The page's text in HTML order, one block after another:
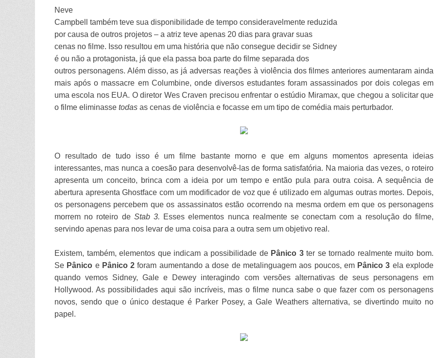
Neve
Campbell também teve sua disponibilidade de tempo consideravelmente reduzida
por causa de outros projetos – a atriz teve apenas 20 dias para gravar suas
cenas no filme. Isso resultou em uma história que não consegue decidir se Sidney
é ou não a protagonista, já que ela passa boa parte do filme separada dos
outros personagens. Além disso, as já adversas reações à violência dos filmes anteriores aumentaram ainda
mais após o massacre em Columbine, onde diversos estudantes foram assassinados por dois colegas em
uma escola nos EUA. O diretor Wes Craven precisou enfrentar o estúdio Miramax, que chegou a solicitar que
o filme eliminasse todas as cenas de violência e focasse em um tipo de comédia mais perturbador.
O resultado de tudo isso é um filme bastante morno e que em alguns momentos apresenta ideias
interessantes, mas nunca a coesão para desenvolvê-las de forma satisfatória. Na maioria das vezes, o roteiro
apresenta um conceito, brinca com a ideia por um tempo e então pula para outra coisa. A sequência de
abertura apresenta Ghostface com um modificador de voz que é utilizado em algumas outras mortes. Depois,
os personagens percebem que os assassinatos estão ocorrendo na mesma ordem em que os personagens
morrem no roteiro de Stab 3. Esses elementos nunca realmente se conectam com a resolução do filme,
servindo apenas para nos levar de uma coisa para a outra sem um objetivo real.
Existem, também, elementos que indicam a possibilidade de Pânico 3ter se tornado realmente muito bom.
Se Pânico e Pânico 2 foram aumentando a dose de metalinguagem aos poucos, em Pânico 3 ela explode
quando vemos Sidney, Gale e Dewey interagindo com versões alternativas de seus personagens em
Hollywood. As possibilidades aqui são incríveis, mas o filme nunca sabe o que fazer com os personagens
novos, sendo que o único destaque é Parker Posey, a Gale Weathers alternativa, se divertindo muito no
papel.